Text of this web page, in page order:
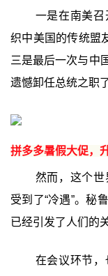
一是在南美召
织中美国的传统盟
三是最后一次与中
遗憾卸任总统之职了
拼多多暑假大促，
然而，这个
受到了“冷遇”。秘
已经引发了人们的
在会议环节